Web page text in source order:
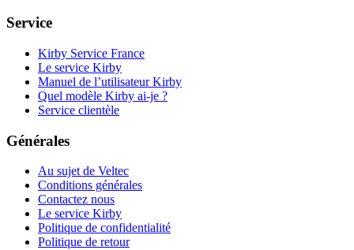
Service
Kirby Service France
Le service Kirby
Manuel de l’utilisateur Kirby
Quel modèle Kirby ai-je ?
Service clientèle
Générales
Au sujet de Veltec
Conditions générales
Contactez nous
Le service Kirby
Politique de confidentialité
Politique de retour